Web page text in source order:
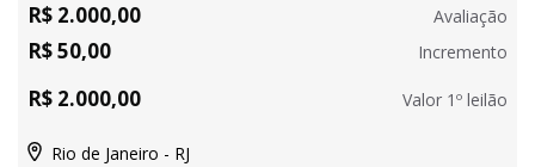
R$ 2.000,00 Avaliação
R$ 50,00 Incremento
R$ 2.000,00 Valor 1º leilão
Rio de Janeiro - RJ